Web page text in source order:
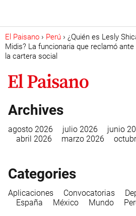
El Paisano Perú
¿Quién es Lesly
Midis? La funcionaria que reclamó
la cartera social
Archives
agosto 2026 julio 2026 junio
abril 2026
marzo 2026
Categories
Aplicaciones Convocatorias
España
México Mundo